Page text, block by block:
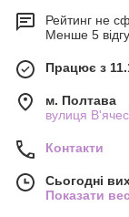
Рейтинг не
Менше 5
Працює з
м. Полтава
вулиця
Контакти
Сьогодні
Показати